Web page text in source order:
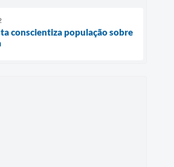
conscientiza população sobre